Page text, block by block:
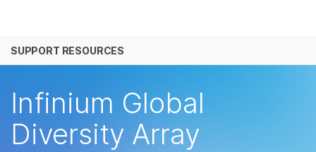
解决方案
公司
SUPPORT RESOURCES
Infinium Global
Diversity Array
查看更多相关内容。选择您感兴趣的领域:
微生物学
复杂疾病